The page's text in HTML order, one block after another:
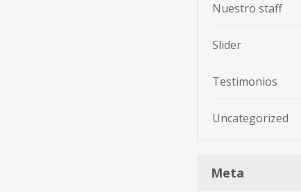
Nuestro staff
Slider
Testimonios
Uncategorized
Meta